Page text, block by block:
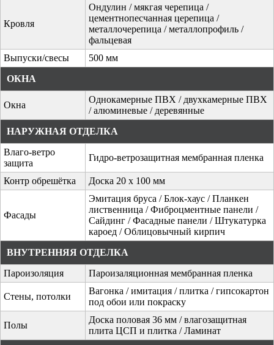
Кровля
Ондулин / мякгая черепица /
цементнопесчанная церепица /
металлочерепица / металлопрофиль /
фальцевая
Выпуски/свесы
500 мм
ОКНА
Окна
Однокамерные ПВХ / двухкамерные ПВХ
/ алюминевые / деревянные
НАРУЖНАЯ ОТДЕЛКА
Влаго-ветро
защита
Гидро-ветрозащитная мембранная пленка
Контр обрешётка Доска 20 х 100 мм
Фасады
Эмитация бруса / Блок-хаус / Планкен
лиственница / Фиброцментные панели /
Сайдинг / Фасадные панели / Штукатурка
кароед / Облицовычный кирпич
ВНУТРЕННЯЯ ОТДЕЛКА
Пароизоляция
Пароизаляционная мембранная пленка
Стены, потолки
Вагонка / имитация / плитка / гипсокартон
под обои или покраску
Полы
Доска половая 36 мм / влагозащитная
плита ЦСП и плитка / Ламинат